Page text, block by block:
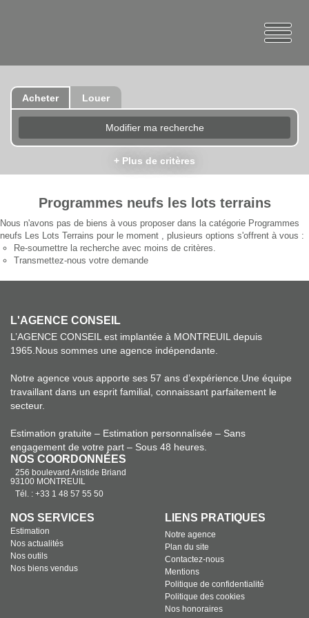
Acheter Louer
Modifier ma recherche
+ Plus de critères
Programmes neufs les lots terrains
Nous n'avons pas de biens à vous proposer dans la catégorie Programmes
neufs Les Lots Terrains pour le moment , plusieurs options s'offrent à vous :
Re-soumettre la recherche avec moins de critères.
Transmettez-nous votre demande
L'AGENCE CONSEIL
L’AGENCE CONSEIL est implantée à MONTREUIL depuis
1965.Nous sommes une agence indépendante.
Notre agence vous apporte ses 57 ans d’expérience.Une équipe
travaillant dans un esprit familial, connaissant parfaitement le
secteur.
Estimation gratuite – Estimation personnalisée – Sans
engagement de votre part – Sous 48 heures.
NOS COORDONNÉES
256 boulevard Aristide Briand
93100 MONTREUIL
Tél. : +33 1 48 57 55 50
NOS SERVICES
Estimation
Nos actualités
Nos outils
Nos biens vendus
LIENS PRATIQUES
Notre agence
Plan du site
Contactez-nous
Mentions
Politique de confidentialité
Politique des cookies
Nos honoraires